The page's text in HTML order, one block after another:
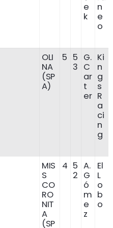
e
k
n
e
o
OLI
NA
(SP
A)
5 5
3
G.
C
ar
t
er
Ki
n
g
s
R
a
ci
n
g
MIS
S
CO
RO
NIT
A
(SP
4 5
2
A.
G
ó
m
e
z
El
L
o
b
o